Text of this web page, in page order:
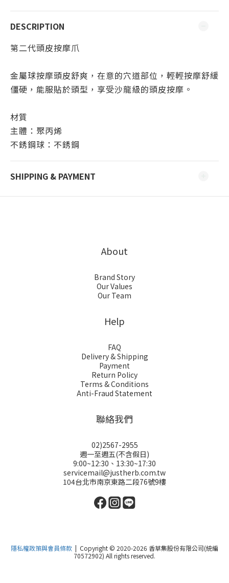
DESCRIPTION
第二代頭皮按摩爪
金屬球按摩頭皮舒爽，在意的穴道部位，輕輕按摩舒緩
僵硬，能服貼於頭型，享受沙龍級的頭皮按摩。
材質
主體：聚丙烯
不銹鋼球：不銹鋼
SHIPPING & PAYMENT
About
Brand Story
Our Values
Our Team
Help
FAQ
Delivery & Shipping
Payment
Return Policy
Terms & Conditions
Anti-Fraud Statement
聯絡我們
02)2567-2955
週一至週五(不含假日)
9:00~12:30、13:30~17:30
servicemail@justherb.com.tw
104台北市南京東路二段76號9樓
隱私權政策與會員條款 | Copyright © 2020-2026 香草集股份有限公司(統編
70572902) All rights reserved.